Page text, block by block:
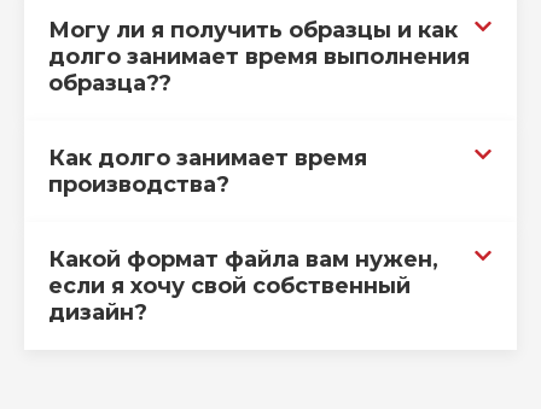
Могу ли я получить образцы и как
долго занимает время выполнения
образца??
Как долго занимает время
производства?
Какой формат файла вам нужен,
если я хочу свой собственный
дизайн?